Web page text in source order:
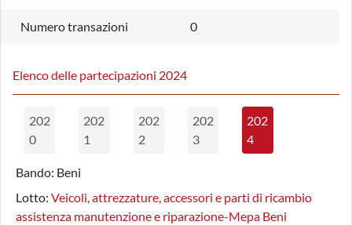
Numero transazioni 0
Elenco delle partecipazioni 2024
202
0
202
1
202
2
202
3
202
4
Bando: Beni
Lotto: Veicoli, attrezzature, accessori e parti di ricambio
assistenza manutenzione e riparazione-Mepa Beni